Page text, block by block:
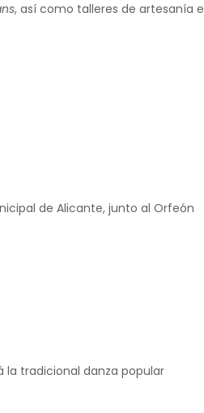
, así como talleres de artesanía e
de Alicante, junto al Orfeón
la tradicional danza popular